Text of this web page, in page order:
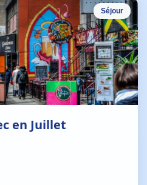
Séjour
en Juillet